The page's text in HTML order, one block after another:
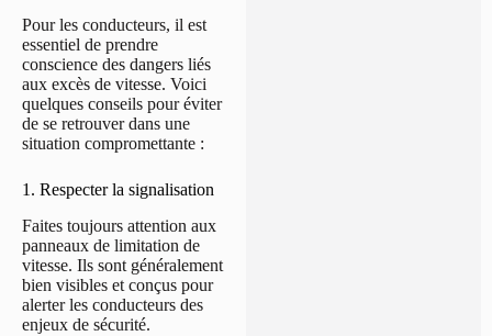
Pour les conducteurs, il est
essentiel de prendre
conscience des dangers liés
aux excès de vitesse. Voici
quelques conseils pour éviter
de se retrouver dans une
situation compromettante :
1. Respecter la signalisation
Faites toujours attention aux
panneaux de limitation de
vitesse. Ils sont généralement
bien visibles et conçus pour
alerter les conducteurs des
enjeux de sécurité.